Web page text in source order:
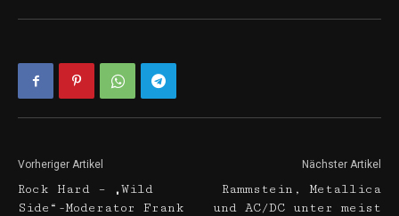
Vorheriger Artikel
Rock Hard – „Wild
Side“-Moderator Frank
Nächster Artikel
Rammstein, Metallica
und AC/DC unter meist